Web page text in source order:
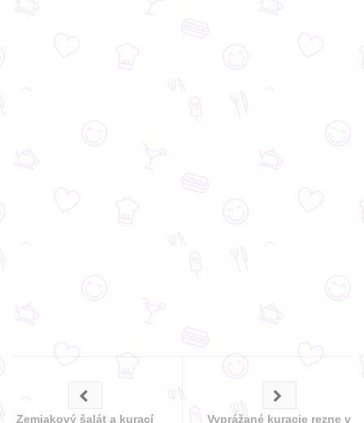
Zemiakový šalát a kurací Vyprážané kuracie rezne v